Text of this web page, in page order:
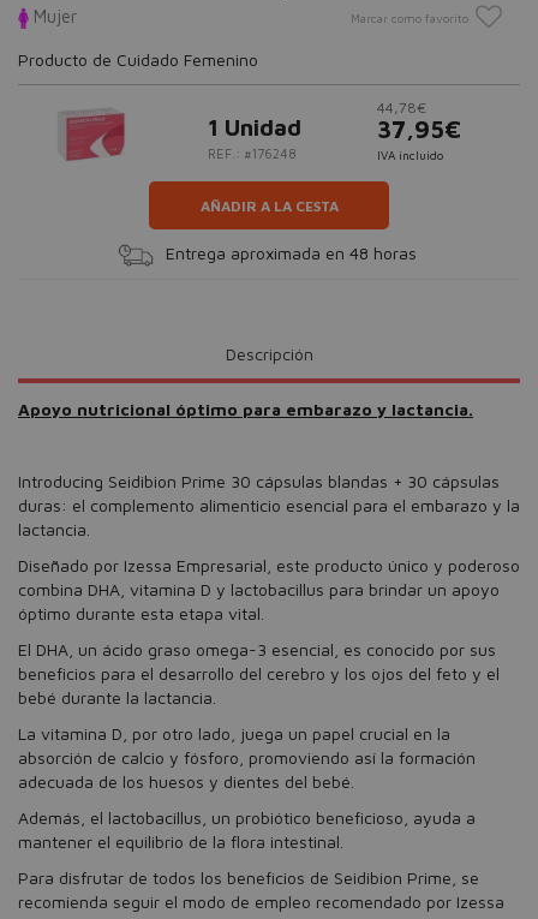
Mujer Marcar como favorito
Producto de Cuidado Femenino
1 Unidad
REF.: #176248
44,78€
37,95€
IVA incluido
AÑADIR A LA CESTA
Entrega aproximada en 48 horas
Descripción
Apoyo nutricional óptimo para embarazo y lactancia.
Introducing Seidibion Prime 30 cápsulas blandas + 30 cápsulas
duras: el complemento alimenticio esencial para el embarazo y la
lactancia.
Diseñado por Izessa Empresarial, este producto único y poderoso
combina DHA, vitamina D y lactobacillus para brindar un apoyo
óptimo durante esta etapa vital.
El DHA, un ácido graso omega-3 esencial, es conocido por sus
beneficios para el desarrollo del cerebro y los ojos del feto y el
bebé durante la lactancia.
La vitamina D, por otro lado, juega un papel crucial en la
absorción de calcio y fósforo, promoviendo así la formación
adecuada de los huesos y dientes del bebé.
Además, el lactobacillus, un probiótico beneficioso, ayuda a
mantener el equilibrio de la flora intestinal.
Para disfrutar de todos los beneficios de Seidibion Prime, se
recomienda seguir el modo de empleo recomendado por Izessa